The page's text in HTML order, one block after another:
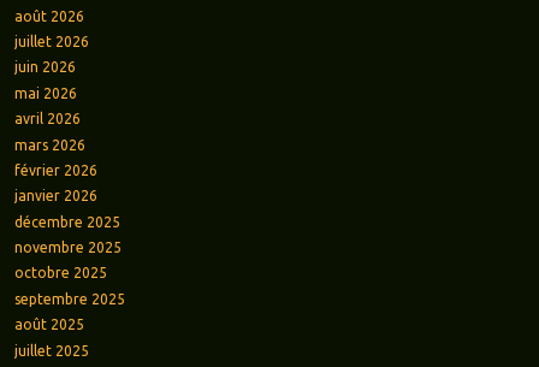
août 2026
juillet 2026
juin 2026
mai 2026
avril 2026
mars 2026
février 2026
janvier 2026
décembre 2025
novembre 2025
octobre 2025
septembre 2025
août 2025
juillet 2025